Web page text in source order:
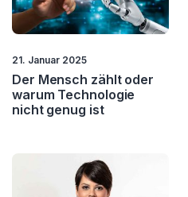
21. Januar 2025
Der Mensch zählt oder
warum Technologie
nicht genug ist